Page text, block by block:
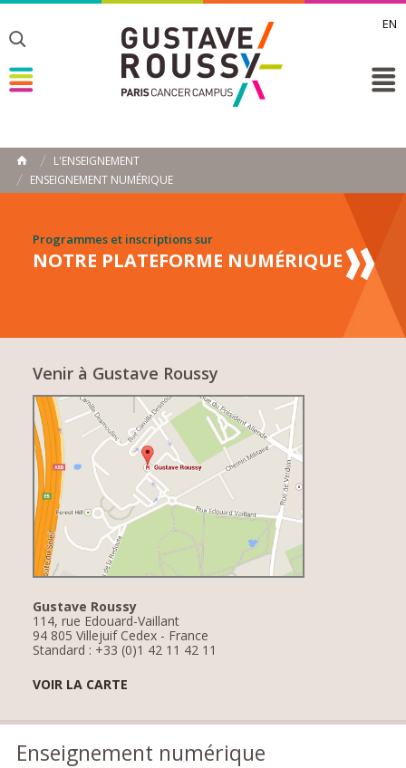
EN
Toggle
Toggle
Toggle
ACCUEIL
L'ENSEIGNEMENT
ENSEIGNEMENT NUMÉRIQUE
Programmes et inscriptions sur
NOTRE PLATEFORME NUMÉRIQUE
Venir à Gustave Roussy
Gustave Roussy
114, rue Edouard-Vaillant
94 805 Villejuif Cedex - France
Standard : +33 (0)1 42 11 42 11
VOIR LA CARTE
Enseignement numérique